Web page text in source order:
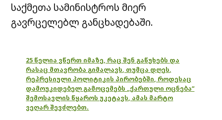
საქმეთა სამინისტროს მიერ
გავრცელებლ განცხადებაში.
25 წელია ვწერთ იმაზე, რაც შენ გაწუხებს და
რასაც მთავრობა გიმალავს, თუმცა დღეს,
რეპრესიული პოლიტიკის პირობებში, როდესაც
დამოუკიდებელ გამოცემებს „ქართული ოცნება“
შემოსავლის წყაროს უკეტავს, ამას მარტო
ვეღარ შევძლებთ.